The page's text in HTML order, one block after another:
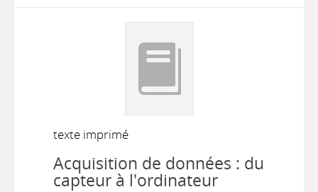
texte imprimé
Acquisition de données : du
capteur à l'ordinateur